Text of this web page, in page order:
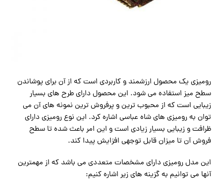
رومیزی یک محصول ارزشمند و کاربردی است که از آن برای پوشاندن
سطح میز استفاده می شود. این محصول دارای طرح های بسیار
زیبایی است که از محبوب ترین و پرفروش ترین نمونه های آن می
توان به رومیزی های شاه عباسی اشاره کرد. این نوع رومیزی دارای
ظرافت و زیبایی بسیار زیادی است و این امر باعث شده تا سطح
فروش آن تا میزان قابل توجهی افزایش پیدا کند.
این مدل رومیزی دارای مشخصات متعددی می باشد که از مهمترین
آنها می توانیم به گزینه های زیر اشاره کنیم: